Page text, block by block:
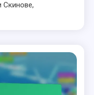
Скинове,